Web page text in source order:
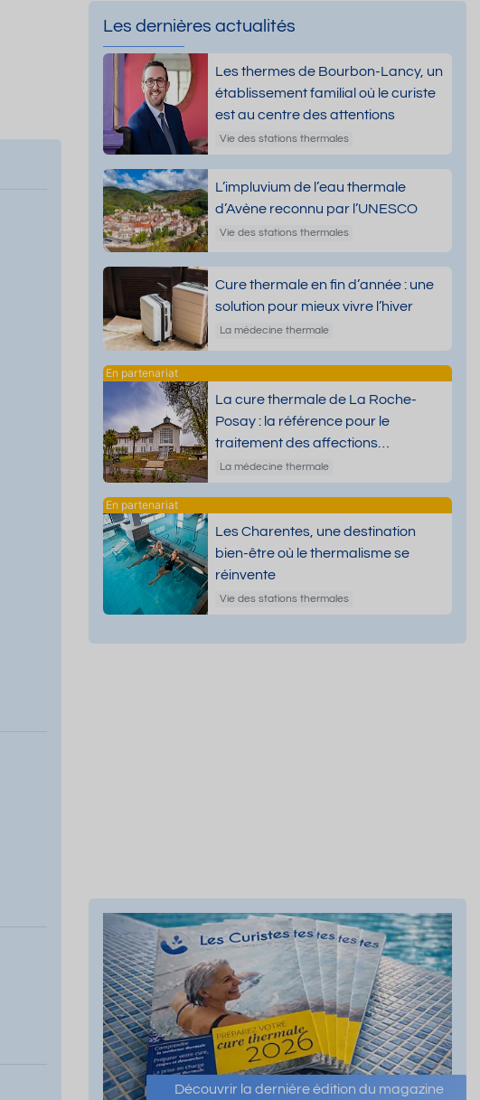
Les dernières actualités
Les thermes de Bourbon-Lancy, un
établissement familial où le curiste
est au centre des attentions
Vie des stations thermales
L’impluvium de l’eau thermale
d’Avène reconnu par l’UNESCO
Vie des stations thermales
Cure thermale en fin d’année : une
solution pour mieux vivre l’hiver
La médecine thermale
La cure thermale de La Roche-
Posay : la référence pour le
traitement des affections
dermatologiques
La médecine thermale
Les Charentes, une destination
bien-être où le thermalisme se
réinvente
Vie des stations thermales
Découvrir la dernière édition du magazine